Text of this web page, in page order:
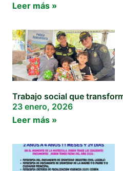
Leer más »
Trabajo social que
23 enero, 2026
Leer más »